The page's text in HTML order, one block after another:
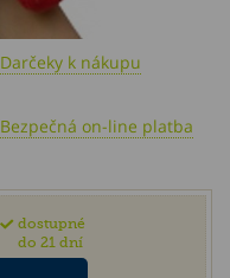
Darčeky k nákupu
Bezpečná on-line platba
dostupné
do 21 dní